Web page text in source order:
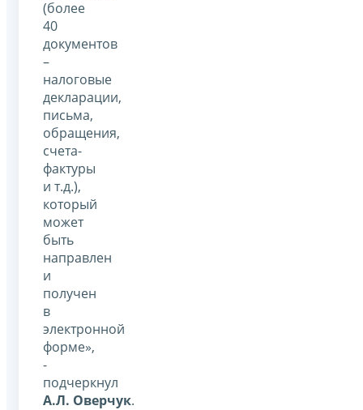
(более
40
документов
–
налоговые
декларации,
письма,
обращения,
счета-
фактуры
и т.д.),
который
может
быть
направлен
и
получен
в
электронной
форме»,
-
подчеркнул
А.Л. Оверчук.